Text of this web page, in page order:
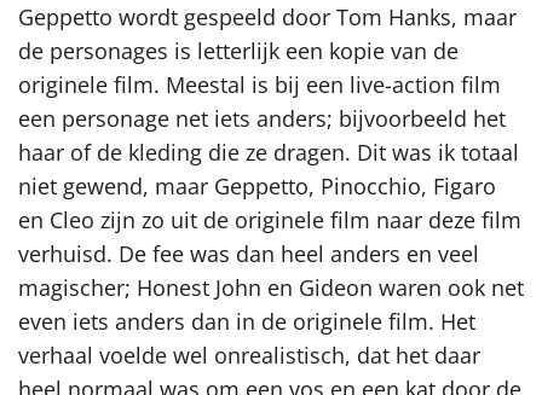
Geppetto wordt gespeeld door Tom Hanks, maar
de personages is letterlijk een kopie van de
originele film. Meestal is bij een live-action film
een personage net iets anders; bijvoorbeeld het
haar of de kleding die ze dragen. Dit was ik totaal
niet gewend, maar Geppetto, Pinocchio, Figaro
en Cleo zijn zo uit de originele film naar deze film
verhuisd. De fee was dan heel anders en veel
magischer; Honest John en Gideon waren ook net
even iets anders dan in de originele film. Het
verhaal voelde wel onrealistisch, dat het daar
heel normaal was om een vos en een kat door de